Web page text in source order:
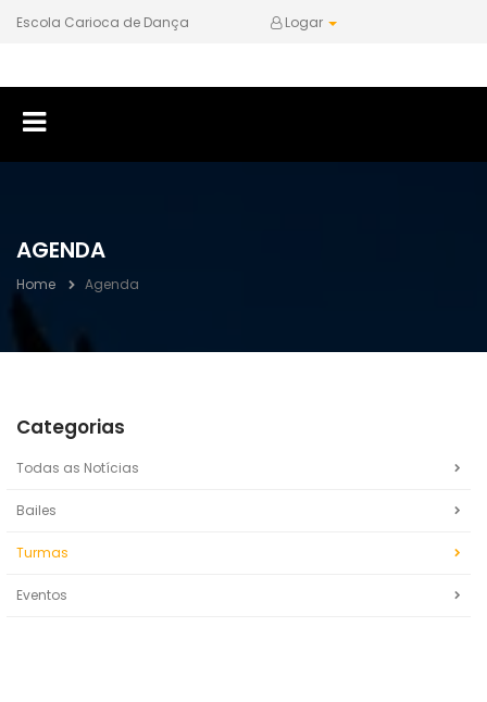
Escola Carioca de Dança Logar
AGENDA
Home Agenda
Categorias
Todas as Notícias
Bailes
Turmas
Eventos